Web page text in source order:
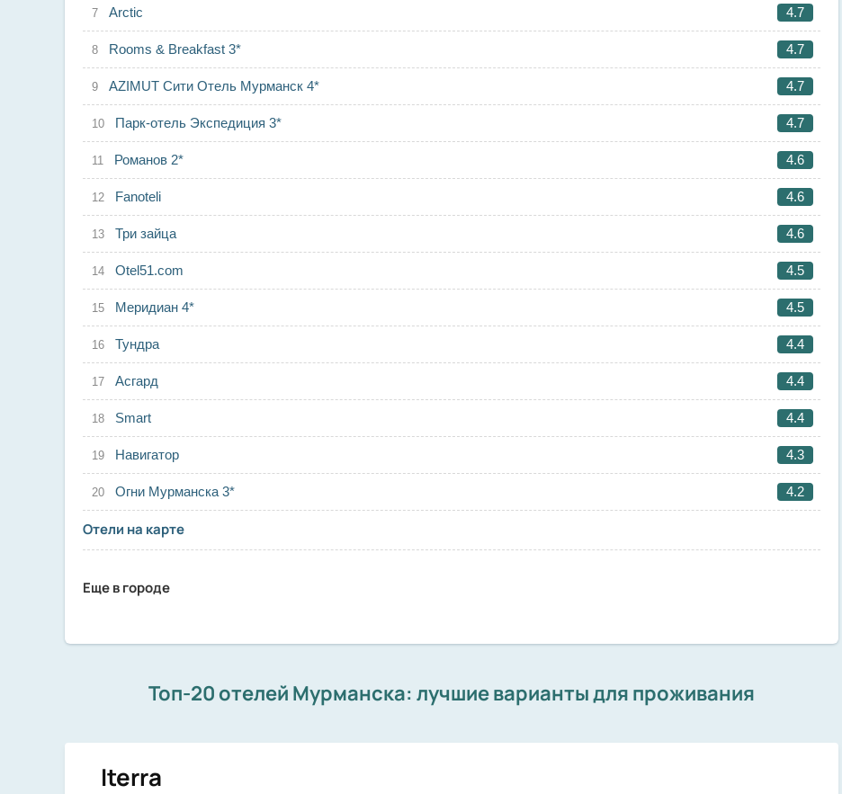
Arctic 4.7
Rooms & Breakfast 3* 4.7
AZIMUT Сити Отель Мурманск 4* 4.7
Парк-отель Экспедиция 3* 4.7
Романов 2* 4.6
Fanoteli 4.6
Три зайца 4.6
Otel51.com 4.5
Меридиан 4* 4.5
Тундра 4.4
Асгард 4.4
Smart 4.4
Навигатор 4.3
Огни Мурманска 3* 4.2
Отели на карте
Еще в городе
Топ-20 отелей Мурманска: лучшие варианты для проживания
Iterra